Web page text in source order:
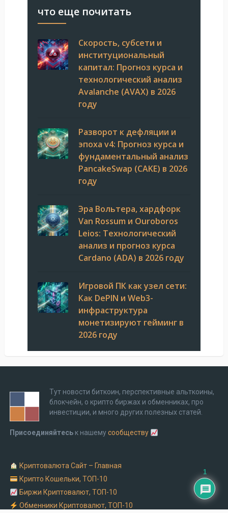
что еще почитать
Скорость, субсети и
институциональный
капитал: Прогноз курса и
технологический анализ
Avalanche (AVAX) в 2026
году
Разворот к дефляции и
эпоха v4: Прогноз курса и
фундаментальный анализ
PancakeSwap (CAKE) в 2026
году
Эра Вольтера, хардфорк
Van Rossum и Ouroboros
Leios: Технологический
анализ и прогноз курса
Cardano (ADA) в 2026 году
Игровой ПК как узел сети:
Как DePIN и Web3-
инфраструктура
монетизируют гейминг в
2026 году
Тут новости биткоин, перспективные альткоины,
блокчейн, о крипто биржах и обменниках, про
инвестиции, и много других полезных статей.
Присоединяйтесь к нашемусообществу
Криптовалюта Cайт – Главная
Крипто Кошельки, ТОП-10
Биржи Криптовалют, ТОП-10
Обменники Криптовалют, ТОП-10
1